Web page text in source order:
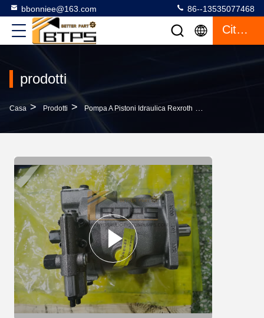
bbonniee@163.com 86--13535077468
Citazione
prodotti
Casa > Prodotti > Pompa A Pistoni Idraulica Rexroth >